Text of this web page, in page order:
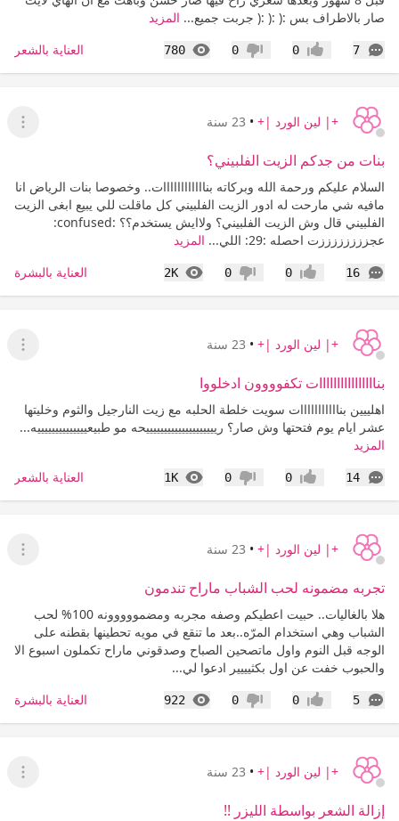
صار بالاطراف بس :( :( :( جربت جميع... المزيد
7
التعليقات إعجاب0 عدم إعجاب
0
780
المشاهدات العناية بالشعر
+| لين الورد |+ • 23 سنة
عرض
بنات من جدكم الزيت الفلبيني؟
السلام عليكم ورحمة الله وبركاته بناااااااااااات.. وخصوصا بنات الرياض انا
مافيه شي مارحت له ادور الزيت الفلبيني كل ماقلت للي يبيع ابغى الزيت
الفلبيني قال وش الزيت الفلبيني؟ ولاايش يستخدم؟؟ :confused:
عجززززززززت احصله :29: اللي...
المزيد
16
التعليقات إعجاب0 عدم إعجاب
0
2K
المشاهدات العناية بالبشرة
+| لين الورد |+ • 23 سنة
عرض
بناااااااااااااااات تكفوووون ادخلووا
اهلييين بنااااااااااات سويت خلطة الحلبه مع زيت النارجيل والثوم وخليتها
عشر ايام يوم فتحتها وش صار؟ رييييييييييييييييييييحه مو طبيعييييييييييييييه...
المزيد
14
التعليقات إعجاب0 عدم إعجاب
0
1K
المشاهدات العناية بالشعر
+| لين الورد |+ • 23 سنة
عرض
تجربه مضمونه لحب الشباب ماراح تندمون
هلا بالغاليات.. حبيت اعطيكم وصفه مجربه ومضمووووونه 100% لحب
الشباب وهي استخدام المرّه..بعد ما تنقع في مويه تحطينها بقطنه على
الوجه قبل النوم واول ماتصحين الصباح وصدقوني ماراح تكملون اسبوع الا
والحبوب خفت عن اول بكثيييير ادعوا لي...
5
التعليقات إعجاب0 عدم إعجاب
0
922
المشاهدات العناية بالبشرة
+| لين الورد |+ • 23 سنة
عرض
إزالة الشعر بواسطة الليزر !!